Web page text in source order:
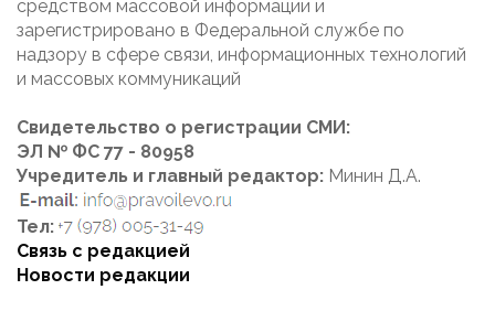
средством массовой информации и
зарегистрировано в Федеральной службе по
надзору в сфере связи, информационных технологий
и массовых коммуникаций
Свидетельство о регистрации СМИ:
ЭЛ № ФС 77 - 80958
Учредитель и главный редактор: Минин Д.А.
Тел:
Связь с редакцией
Новости редакции